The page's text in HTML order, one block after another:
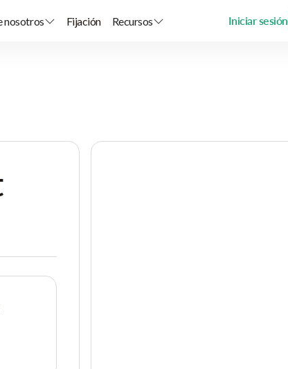
nosotros Fijación Recursos Iniciar sesión